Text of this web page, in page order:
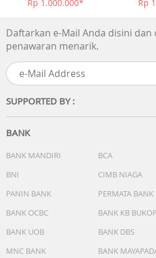
- Warna cahaya: EL:Hijau Biru
2099)
- Akurasi: ±15 detik per bulan
- Fitur lain:
* Format 12/24 jam
tanggal, hari
Garansi Resmi 2 Tahun
Include Box, Jam Tangan, Kartu
Rp 1.000.000*
Rp
Daftarkan e-Mail Anda disini dan
penawaran menarik.
SUPPORTED BY :
BANK
BANK MANDIRI BCA
BNI
CIMB NIAGA
PANIN BANK
PERMATA BANK
BANK OCBC
BANK KB
BANK UOB
BANK DBS
MNC BANK
BANK